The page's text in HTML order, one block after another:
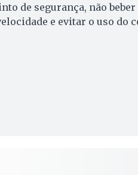
de segurança, não
e evitar o uso do